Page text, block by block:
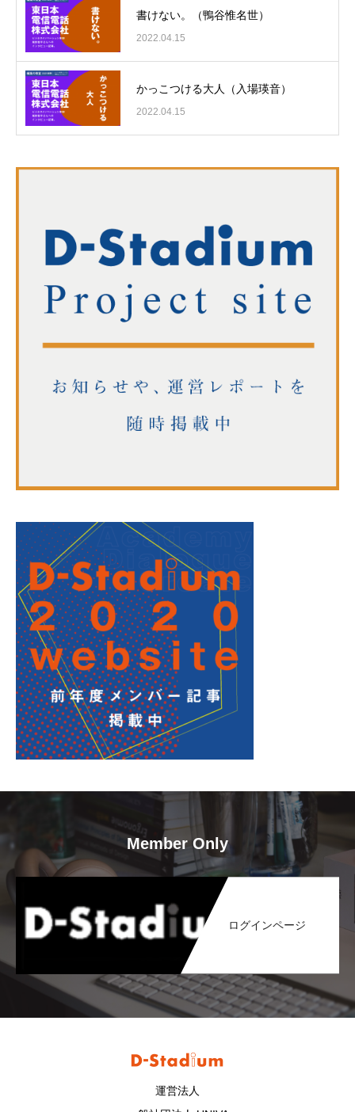
書けない。（鴨谷惟名世）
2022.04.15
かっこつける大人（入場瑛音）
2022.04.15
Member Only
ログインページ
運営法人